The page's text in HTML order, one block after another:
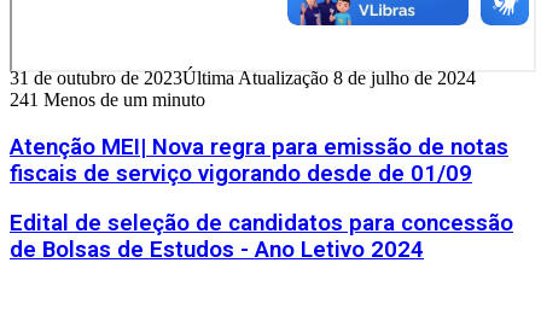
31 de outubro de 2023Última Atualização 8 de julho de 2024
241 Menos de um minuto
Atenção MEI| Nova regra para emissão de notas
fiscais de serviço vigorando desde de 01/09
Edital de seleção de candidatos para concessão
de Bolsas de Estudos - Ano Letivo 2024